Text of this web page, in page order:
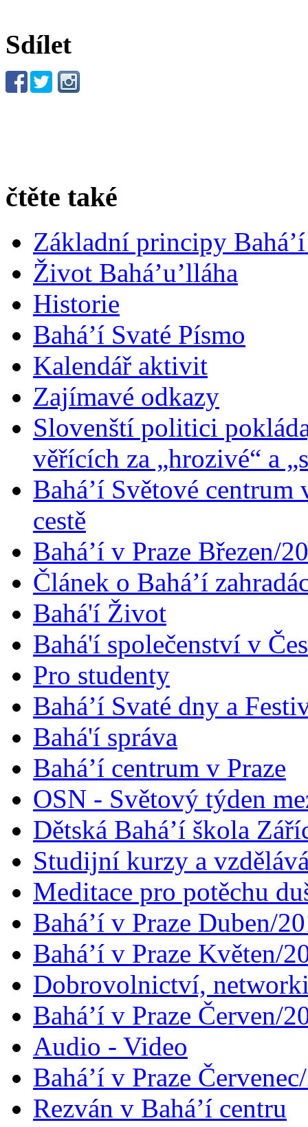
Sdílet
čtěte také
Základní principy
Život Bahá’u’lláha
Historie
Bahá’í Svaté Písmo
Kalendář aktivit
Zajímavé odkazy
Slovenští politici
věřících za „hrozivé“ a
Bahá’í Světové
cestě
Bahá’í v Praze Březen/
Článek o Bahá’í
Bahá'í Život
Bahá'í společenství v
Pro studenty
Bahá’í Svaté dny a
Bahá'í správa
Bahá’í centrum v Praze
OSN - Světový týden
Dětská Bahá’í škola
Studijní kurzy a
Meditace pro potěchu
Bahá’í v Praze Duben/
Bahá’í v Praze Květen/
Dobrovolnictví,
Bahá’í v Praze Červen/
Audio - Video
Bahá’í v Praze
Rezván v Bahá’í centru